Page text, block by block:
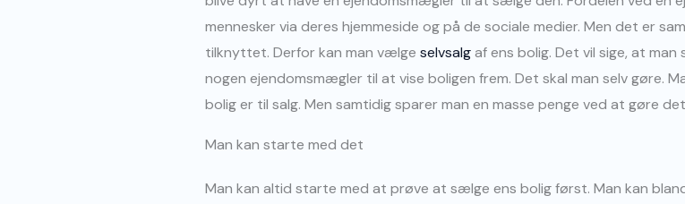
mennesker via deres hjemmeside og på de sociale medier. Men det er
tilknyttet. Derfor kan man vælge selvsalgaf ens bolig. Det vil sige, at
nogen ejendomsmægler til at vise boligen frem. Det skal man selv gøre.
bolig er til salg. Men samtidig sparer man en masse penge ved at gøre
Man kan starte med det
Man kan altid starte med at prøve at sælge ens bolig først. Man kan